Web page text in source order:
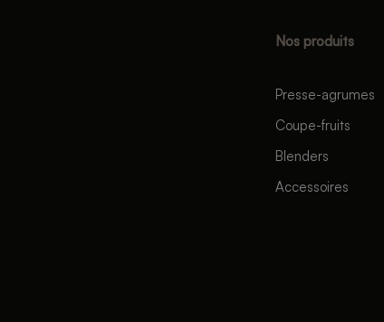
Nos produits
Presse-agrumes
Coupe-fruits
Blenders
Accessoires